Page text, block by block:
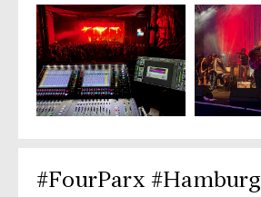
#FourParx #Hamburg